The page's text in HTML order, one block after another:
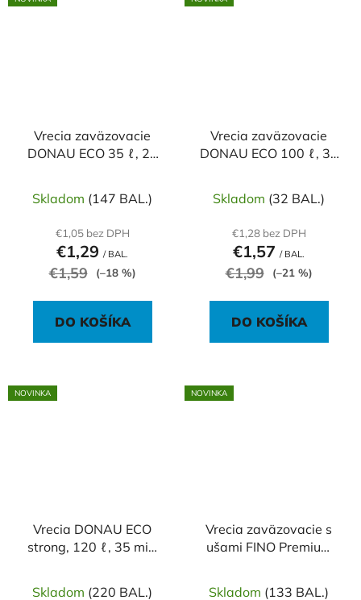
Vrecia zaväzovacie
DONAU ECO 35 ℓ, 25
Skladom (147 BAL.)
€1,05 bez DPH
€1,29 / BAL.
€1,59 (–18 %)
DO KOŠÍKA
Vrecia zaväzovacie
DONAU ECO 100 ℓ, 35
Skladom (32 BAL.)
€1,28 bez DPH
€1,57 / BAL.
€1,99 (–21 %)
DO KOŠÍKA
NOVINKA
Vrecia DONAU ECO
strong, 120 ℓ, 35 mic,
Skladom (220 BAL.)
NOVINKA
Vrecia zaväzovacie s
ušami FINO Premium
Skladom (133 BAL.)